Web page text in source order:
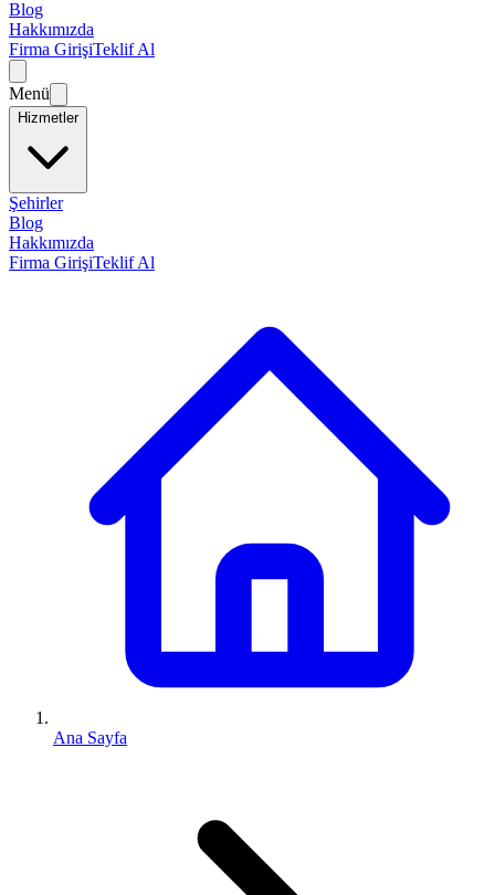
Blog
Hakkımızda
Firma GirişiTeklif Al
Menü
Hizmetler
Şehirler
Blog
Hakkımızda
Firma GirişiTeklif Al
Ana Sayfa